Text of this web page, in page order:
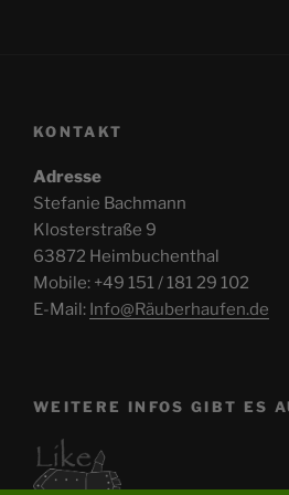
KONTAKT
Adresse
Stefanie Bachmann
Klosterstraße 9
63872 Heimbuchenthal
Mobile: +49 151 / 181 29 102
E-Mail: Info@Räuberhaufen.de
WEITERE INFOS GIBT ES